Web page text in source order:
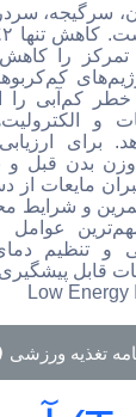
سرگیجه،
را کاهش
خطر کم‌آبی را
و
برای
بدن قبل و
مایعات از
و شرایط
عوامل
و تنظیم
قابل
تغذیه ورزشی